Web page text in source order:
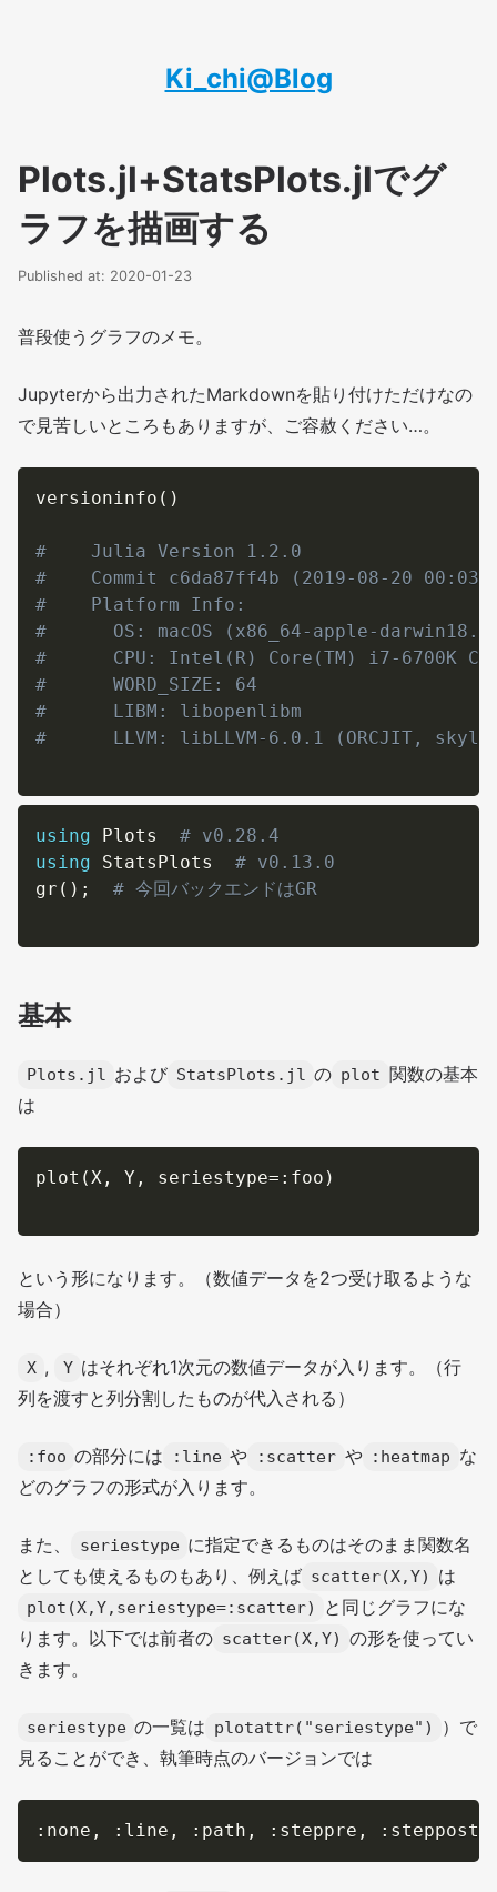
Ki_chi@Blog
Plots.jl+StatsPlots.jlでグ
ラフを描画する
Published at: 2020-01-23
普段使うグラフのメモ。
Jupyterから出力されたMarkdownを貼り付けただけなの
で見苦しいところもありますが、ご容赦ください…。
versioninfo ( )
#    Julia Version 1.2.0
#    Commit c6da87ff4b (2019-08-20 00:03
#    Platform Info:
#      OS: macOS (x86_64-apple-
#      CPU: Intel(R) Core(TM) i7-6700K CPU
#      WORD_SIZE: 64
#      LIBM: libopenlibm
#      LLVM: libLLVM-6.0.1 (ORCJIT,
using Plots # v0.28.4
using StatsPlots # v0.13.0
gr ( ) ; # 今回バックエンドはGR
基本
Plots.jl および StatsPlots.jl の plot 関数の基本
は
plot (X , Y , seriestype= : foo )
という形になります。（数値データを2つ受け取るような
場合）
X , Y はそれぞれ1次元の数値データが入ります。（行
列を渡すと列分割したものが代入される）
:foo の部分には :line や :scatter や :heatmap な
どのグラフの形式が入ります。
また、 seriestype に指定できるものはそのまま関数名
としても使えるものもあり、例えば scatter(X,Y) は
plot(X,Y,seriestype=:scatter)
と同じグラフにな
ります。以下では前者の scatter(X,Y) の形を使ってい
きます。
seriestype の一覧は plotattr("seriestype")
）で
見ることができ、執筆時点のバージョンでは